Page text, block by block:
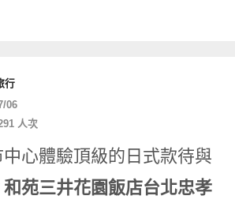
行
06
人次
心體驗頂級的日式款待與
和苑三井花園飯店台北忠孝